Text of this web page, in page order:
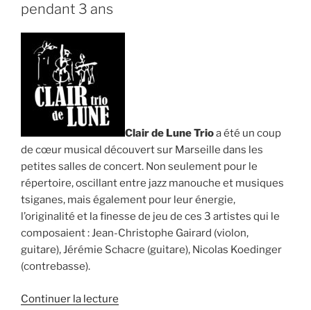
et
pendant 3 ans
Clair de Lune Trioa été un coup
de cœur musical découvert sur Marseille dans les
petites salles de concert. Non seulement pour le
répertoire, oscillant entre jazz manouche et musiques
tsiganes, mais également pour leur énergie,
l’originalité et la finesse de jeu de ces 3 artistes qui le
composaient : Jean-Christophe Gairard (violon,
guitare), Jérémie Schacre (guitare), Nicolas Koedinger
(contrebasse).
Continuer la lecture